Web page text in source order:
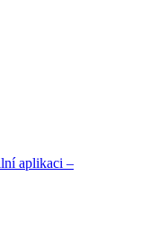
aplikaci –